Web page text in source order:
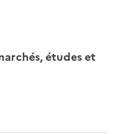
études et